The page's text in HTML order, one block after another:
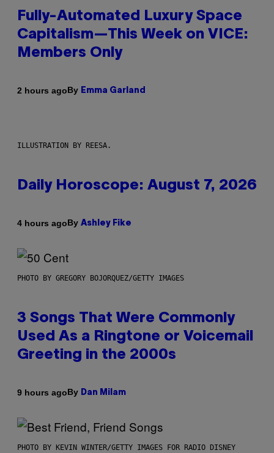
Fully-Automated Luxury Space
Capitalism—This Week on VICE:
Members Only
2 hours agoBy Emma Garland
ILLUSTRATION BY REESA.
Daily Horoscope: August 7, 2026
4 hours agoBy Ashley Fike
PHOTO BY GREGORY BOJORQUEZ/GETTY IMAGES
3 Songs That Were Commonly
Used As a Ringtone or Voicemail
Greeting in the 2000s
9 hours agoBy Dan Milam
PHOTO BY KEVIN WINTER/GETTY IMAGES FOR RADIO DISNEY